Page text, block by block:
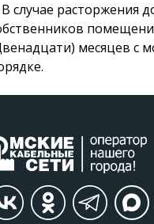
В случае расторжения
месяцев с